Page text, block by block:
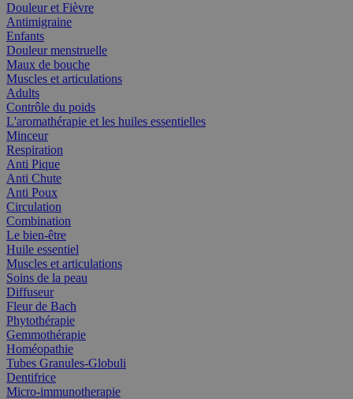
Douleur et Fièvre
Antimigraine
Enfants
Douleur menstruelle
Maux de bouche
Muscles et articulations
Adults
Contrôle du poids
L'aromathérapie et les huiles essentielles
Minceur
Respiration
Anti Pique
Anti Chute
Anti Poux
Circulation
Combination
Le bien-être
Huile essentiel
Muscles et articulations
Soins de la peau
Diffuseur
Fleur de Bach
Phytothérapie
Gemmothérapie
Homéopathie
Tubes Granules-Globuli
Dentifrice
Micro-immunotherapie